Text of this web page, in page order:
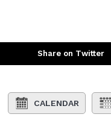
Share on Twitter
CALENDAR